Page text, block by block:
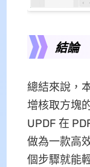
結論
總結來說，
增核取方塊
UPDF 在
做為一款高
個步驟就能